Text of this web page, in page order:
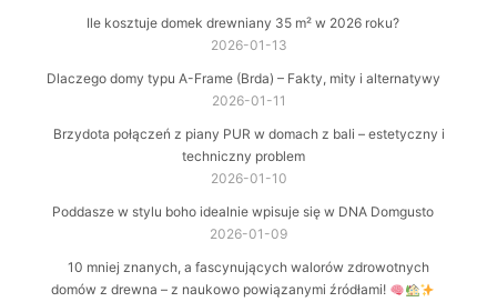
Ile kosztuje domek drewniany 35 m² w 2026 roku?
2026-01-13
Dlaczego domy typu A-Frame (Brda) – Fakty, mity i alternatywy
2026-01-11
Brzydota połączeń z piany PUR w domach z bali – estetyczny i
techniczny problem
2026-01-10
Poddasze w stylu boho idealnie wpisuje się w DNA Domgusto
2026-01-09
10 mniej znanych, a fascynujących walorów zdrowotnych
domów z drewna – z naukowo powiązanymi źródłami!